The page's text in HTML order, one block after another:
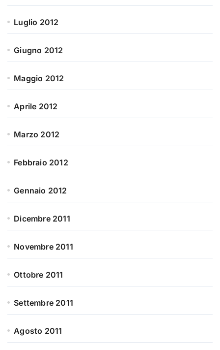
Luglio 2012
Giugno 2012
Maggio 2012
Aprile 2012
Marzo 2012
Febbraio 2012
Gennaio 2012
Dicembre 2011
Novembre 2011
Ottobre 2011
Settembre 2011
Agosto 2011